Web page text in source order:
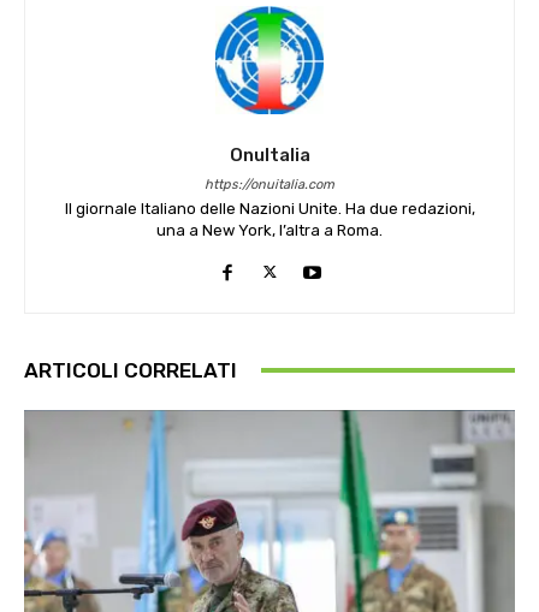
OnuItalia
https://onuitalia.com
Il giornale Italiano delle Nazioni Unite. Ha due redazioni,
una a New York, l’altra a Roma.
ARTICOLI CORRELATI